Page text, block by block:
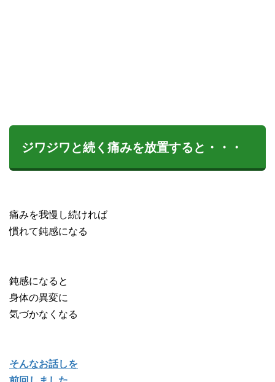
ジワジワと続く痛みを放置すると・・・
痛みを我慢し続ければ
慣れて鈍感になる
鈍感になると
身体の異変に
気づかなくなる
そんなお話しを